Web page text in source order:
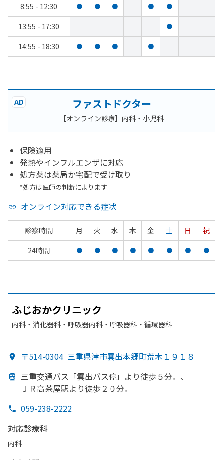
8:55 - 12:30
● ● ● ● ●
13:55 - 17:30 ●
14:55 - 18:30 ● ● ● ●
AD ファストドクター
【オンライン診療】内科・小児科
保険適用
発熱やインフルエンザに対応
処方薬は薬局か宅配で受け取り
*処方は医師の判断によります
オンライン対応できる症状
診察時間 月 火 水 木 金 土 日
祝
24時間
● ● ● ● ● ● ● ●
ふじおかクリニック
内科・​消化器科・​呼吸器内科・​呼吸器科・​循環器科
〒514-0304 三重県津市雲出本郷町荒木１９１８
三重交通バス「雲出バス停」より徒歩５分。、
ＪＲ高茶屋駅より徒歩２０分。
059-238-2222
対応診療科
内科